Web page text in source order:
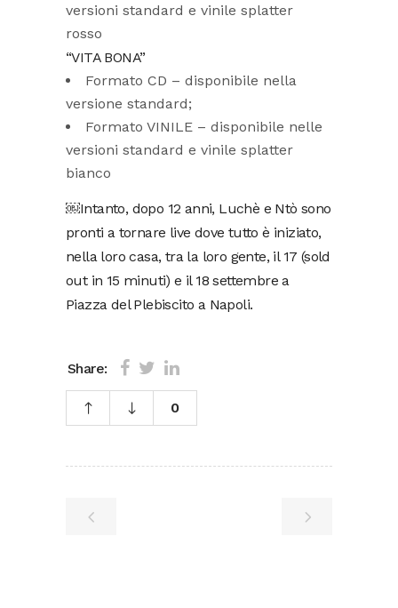
versioni standard e vinile splatter
rosso
“VITA BONA”
Formato CD – disponibile nella
versione standard;
Formato VINILE – disponibile nelle
versioni standard e vinile splatter
bianco
￼Intanto, dopo 12 anni, Luchè e Ntò sono
pronti a tornare live dove tutto è iniziato,
nella loro casa, tra la loro gente, il 17 (sold
out in 15 minuti) e il 18 settembre a
Piazza del Plebiscito a Napoli.
Share:
0